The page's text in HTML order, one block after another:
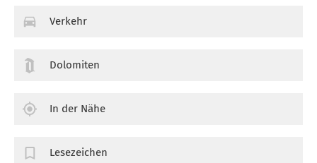
Verkehr
Dolomiten
In der Nähe
Lesezeichen